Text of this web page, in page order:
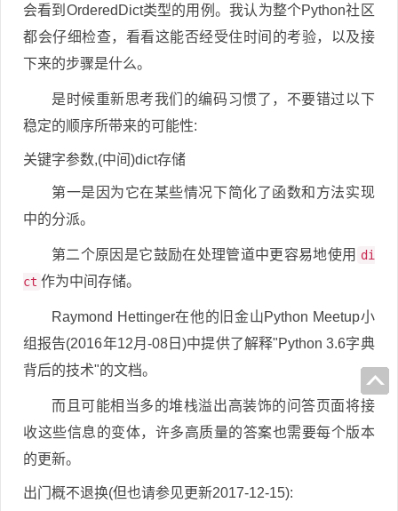
会看到OrderedDict类型的用例。我认为整个Python社区
都会仔细检查，看看这能否经受住时间的考验，以及接
下来的步骤是什么。
是时候重新思考我们的编码习惯了，不要错过以下
稳定的顺序所带来的可能性:
关键字参数,(中间)dict存储
第一是因为它在某些情况下简化了函数和方法实现
中的分派。
第二个原因是它鼓励在处理管道中更容易地使用 di
ct 作为中间存储。
Raymond Hettinger在他的旧金山Python Meetup小
组报告(2016年12月-08日)中提供了解释"Python 3.6字典
背后的技术"的文档。
而且可能相当多的堆栈溢出高装饰的问答页面将接
收这些信息的变体，许多高质量的答案也需要每个版本
的更新。
出门概不退换(但也请参见更新2017-12-15):